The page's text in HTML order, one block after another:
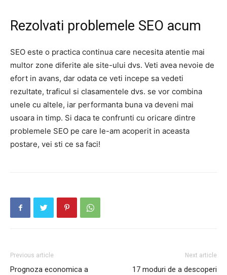
Rezolvati problemele SEO acum
SEO este o practica continua care necesita atentie mai
multor zone diferite ale site-ului dvs. Veti avea nevoie de
efort in avans, dar odata ce veti incepe sa vedeti
rezultate, traficul si clasamentele dvs. se vor combina
unele cu altele, iar performanta buna va deveni mai
usoara in timp. Si daca te confrunti cu oricare dintre
problemele SEO pe care le-am acoperit in aceasta
postare, vei sti ce sa faci!
Previous article
Prognoza economica a
Next article
17 moduri de a descoperi